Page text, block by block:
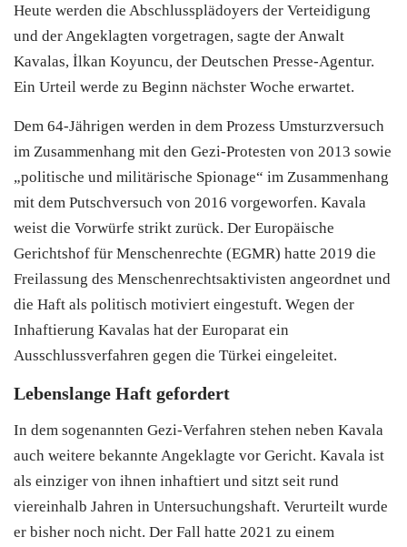
Heute werden die Abschlussplädoyers der Verteidigung
und der Angeklagten vorgetragen, sagte der Anwalt
Kavalas, İlkan Koyuncu, der Deutschen Presse-Agentur.
Ein Urteil werde zu Beginn nächster Woche erwartet.
Dem 64-Jährigen werden in dem Prozess Umsturzversuch
im Zusammenhang mit den Gezi-Protesten von 2013 sowie
„politische und militärische Spionage“ im Zusammenhang
mit dem Putschversuch von 2016 vorgeworfen. Kavala
weist die Vorwürfe strikt zurück. Der Europäische
Gerichtshof für Menschenrechte (EGMR) hatte 2019 die
Freilassung des Menschenrechtsaktivisten angeordnet und
die Haft als politisch motiviert eingestuft. Wegen der
Inhaftierung Kavalas hat der Europarat ein
Ausschlussverfahren gegen die Türkei eingeleitet.
Lebenslange Haft gefordert
In dem sogenannten Gezi-Verfahren stehen neben Kavala
auch weitere bekannte Angeklagte vor Gericht. Kavala ist
als einziger von ihnen inhaftiert und sitzt seit rund
viereinhalb Jahren in Untersuchungshaft. Verurteilt wurde
er bisher noch nicht. Der Fall hatte 2021 zu einem